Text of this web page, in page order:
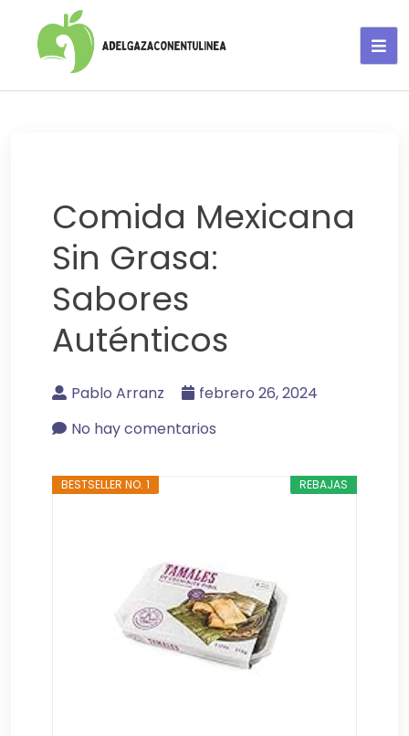
Comida Mexicana
Sin Grasa:
Sabores
Auténticos
Pablo Arranz
febrero 26, 2024
No hay comentarios
REBAJAS
BESTSELLER NO. 1